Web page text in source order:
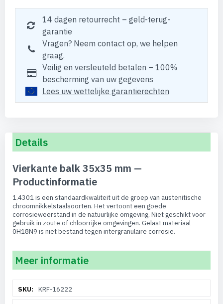
14 dagen retourrecht – geld-terug-
garantie
Vragen? Neem contact op, we helpen
graag.
Veilig en versleuteld betalen – 100%
bescherming van uw gegevens
Lees uw wettelijke garantierechten
Details
Vierkante balk 35x35 mm —
Productinformatie
1.4301 is een standaardkwaliteit uit de groep van austenitische
chroomnikkelstaalsoorten. Het vertoont een goede
corrosieweerstand in de natuurlijke omgeving. Niet geschikt voor
gebruik in zoute of chloorrijke omgevingen. Gelast materiaal
0H18N9 is niet bestand tegen intergranulaire corrosie.
Meer informatie
informatieKRF-16222